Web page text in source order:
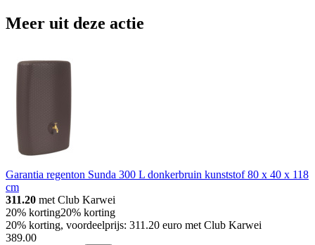
Meer uit deze actie
Garantia regenton Sunda 300 L donkerbruin kunststof 80 x 40 x 118
cm
311.20 met Club Karwei
20% korting20% korting
20% korting, voordeelprijs: 311.20 euro met Club Karwei
389.00